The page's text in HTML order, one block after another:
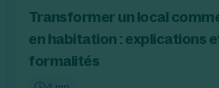
Transformer un local
en habitation : explications
formalités